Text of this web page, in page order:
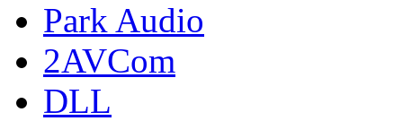
Park Audio
2AVCom
DLL